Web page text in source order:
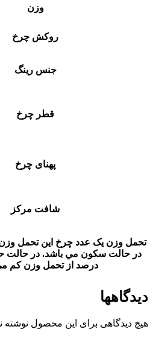
وزن
روکش چرخ
جنس رینگ
قطر چرخ
پهنای چرخ
شافت مرکز
تحمل وزن یک عدد چرخ این تحمل
درصد از تحمل وزن کم
دیدگاهها
هیچ دیدگاهی برای این محصول